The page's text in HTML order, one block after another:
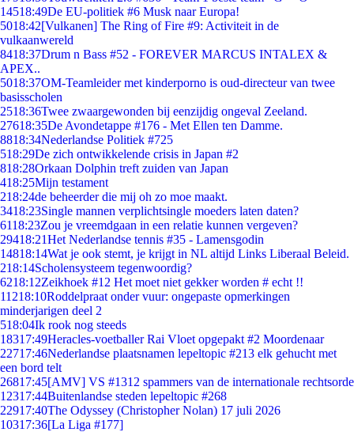
14518:49De EU-politiek #6 Musk naar Europa!
5018:42[Vulkanen] The Ring of Fire #9: Activiteit in de
vulkaanwereld
8418:37Drum n Bass #52 - FOREVER MARCUS INTALEX &
APEX..
5018:37OM-Teamleider met kinderporno is oud-directeur van twee
basisscholen
2518:36Twee zwaargewonden bij eenzijdig ongeval Zeeland.
27618:35De Avondetappe #176 - Met Ellen ten Damme.
8818:34Nederlandse Politiek #725
518:29De zich ontwikkelende crisis in Japan #2
818:28Orkaan Dolphin treft zuiden van Japan
418:25Mijn testament
218:24de beheerder die mij oh zo moe maakt.
3418:23Single mannen verplichtsingle moeders laten daten?
6118:23Zou je vreemdgaan in een relatie kunnen vergeven?
29418:21Het Nederlandse tennis #35 - Lamensgodin
14818:14Wat je ook stemt, je krijgt in NL altijd Links Liberaal Beleid.
218:14Scholensysteem tegenwoordig?
6218:12Zeikhoek #12 Het moet niet gekker worden # echt !!
11218:10Roddelpraat onder vuur: ongepaste opmerkingen
minderjarigen deel 2
518:04Ik rook nog steeds
18317:49Heracles-voetballer Rai Vloet opgepakt #2 Moordenaar
22717:46Nederlandse plaatsnamen lepeltopic #213 elk gehucht met
een bord telt
26817:45[AMV] VS #1312 spammers van de internationale rechtsorde
12317:44Buitenlandse steden lepeltopic #268
22917:40The Odyssey (Christopher Nolan) 17 juli 2026
10317:36[La Liga #177]